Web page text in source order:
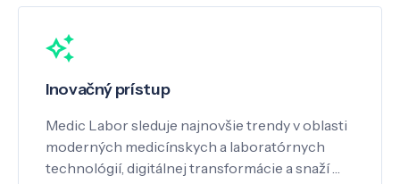
Inovačný prístup
Medic Labor sleduje najnovšie trendy v oblasti
moderných medicínskych a laboratórnych
technológií, digitálnej transformácie a snaží …